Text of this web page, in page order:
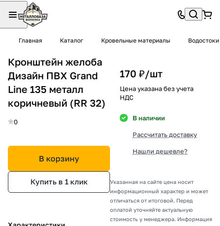
Главная Каталог Кровельные материалы Водостоки
Кронштейн желоба
Дизайн ПВХ Grand
Line 135 металл
коричневый (RR 32)
0
В корзину
Купить в 1 клик
170 ₽/шт
Цена указана без учета
НДС
В наличии
Рассчитать доставку
Нашли дешевле?
Указанная на сайте цена носит
информационный характер и может
отличаться от итоговой. Перед
оплатой уточняйте актуальную
стоимость у менеджера. Информация